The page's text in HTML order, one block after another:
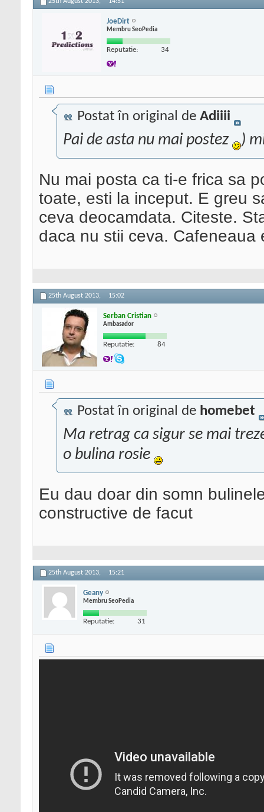
JoeDirt
Membru SeoPedia
Reputatie: 34
Postat în original de Adiiii
Pai de asta nu mai postez )
Nu mai posta ca ti-e frica sa
toate, esti la inceput. E greu
ceva deocamdata. Citeste.
daca nu stii ceva.
25th August 2013, 15:02
Serban Cristian
Ambasador
Reputatie: 84
Postat în original de homebet
Ma retrag ca sigur se mai
o bulina rosie
Eu dau doar din somn
constructive de facut
25th August 2013, 15:21
Geany
Membru SeoPedia
Reputatie: 31